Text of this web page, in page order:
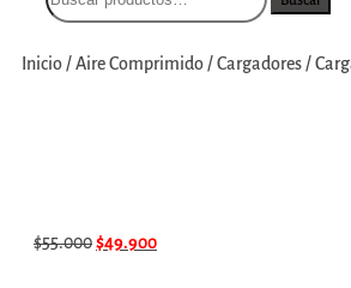
Inicio /Aire Comprimido /Cargadores /
$55.000$49.900